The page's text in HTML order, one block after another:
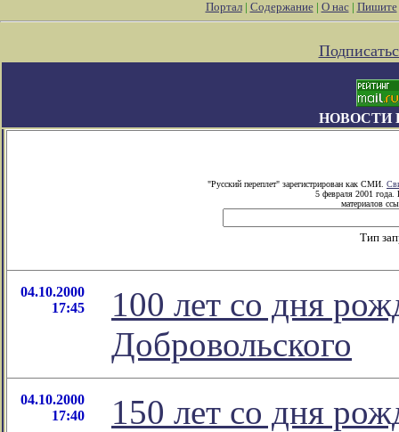
Портал| Содержание| О нас| Пишите
НОВОСТИ
"Русский переплет" зарегистрирован как СМИ.
5 февраля 2001 года.
материалов
Тип
04.10.2000
17:45
100 лет со дня
Добровольского
04.10.2000
17:40
150 лет со дня